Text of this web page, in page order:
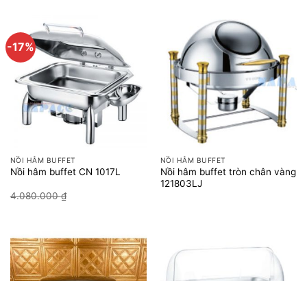
-17%
NỒI HÂM BUFFET
Nồi hâm buffet CN 1017L
4.080.000₫
NỒI HÂM BUFFET
Nồi hâm buffet tròn chân vàng
121803LJ